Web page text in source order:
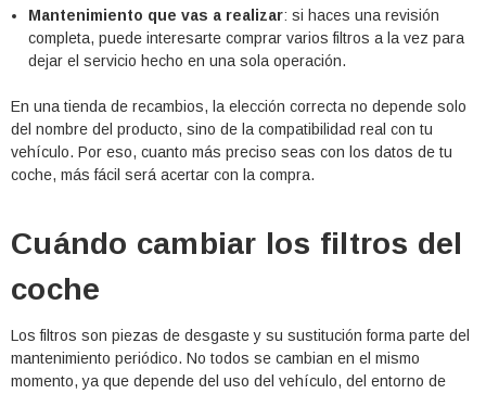
Mantenimiento que vas a realizar: si haces una revisión
completa, puede interesarte comprar varios filtros a la vez para
dejar el servicio hecho en una sola operación.
En una tienda de recambios, la elección correcta no depende solo
del nombre del producto, sino de la compatibilidad real con tu
vehículo. Por eso, cuanto más preciso seas con los datos de tu
coche, más fácil será acertar con la compra.
Cuándo cambiar los filtros del
coche
Los filtros son piezas de desgaste y su sustitución forma parte del
mantenimiento periódico. No todos se cambian en el mismo
momento, ya que depende del uso del vehículo, del entorno de